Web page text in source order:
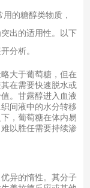
的糖醇类物质，
出的适用性。以下
分析。
大于葡萄糖，但在
在需要快速脱水或
。甘露醇进入血液
间液中的水分转移
，葡萄糖在体内易
以胜任需要持续渗
异的惰性。其分子